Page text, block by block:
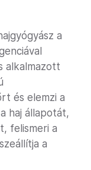
a
alkalmazott
és elemzi a
haj állapotát,
felismeri a
a